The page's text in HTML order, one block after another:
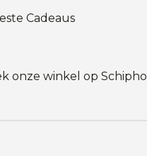
Cadeaus
onze winkel op Schiphol